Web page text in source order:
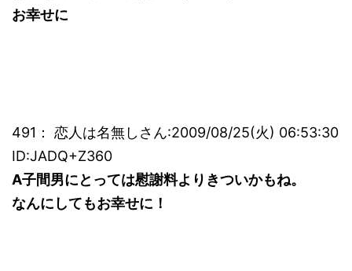
お幸せに
491： 恋人は名無しさん:2009/08/25(火) 06:53:30
ID:JADQ+Z360
A子間男にとっては慰謝料よりきついかもね。
なんにしてもお幸せに！